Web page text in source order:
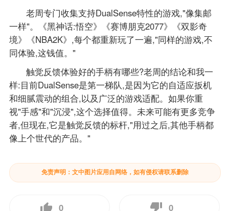
老周专门收集支持DualSense特性的游戏,"像集邮
一样"。《黑神话:悟空》《赛博朋克2077》《双影奇
境》《NBA2K》,每个都重新玩了一遍,"同样的游戏,不
同体验,这钱值。"
触觉反馈体验好的手柄有哪些?老周的结论和我一
样:目前DualSense是第一梯队,是因为它的自适应扳机
和细腻震动的组合,以及广泛的游戏适配。如果你重
视"手感"和"沉浸",这个选择值得。未来可能有更多竞争
者,但现在,它是触觉反馈的标杆,"用过之后,其他手柄都
像上个世代的产品。"
免责声明：文中图片应用自网络，如有侵权请联系删除
0 0